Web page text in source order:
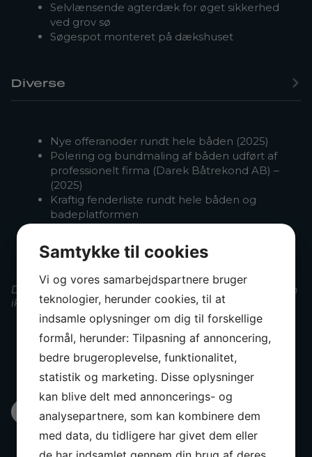
Selvlænsende agterdæk for øget sikkerhed
ved grov sø
Søgespot monteret på dækshuset
Diverse
Nye offeranoder rundt hele båden (2025)
Polering og bundmaling af båden udført af
professionelt firma (Darek Båtrekond AB) –
(2025)
Kraftig fenderliste rundt hele båden og
badeplatformen
Alle vinduer i hærdet sikkerhedsglas, limet for
at reducere støjniveauet i grov sø.
De givne oplysninger forventes at være korrekte, men kan
ikke garanteres
Alle billeder Ydre Indre 360
Samtykke til cookies
Vi og vores samarbejdspartnere bruger
teknologier, herunder cookies, til at
indsamle oplysninger om dig til forskellige
formål, herunder: Tilpasning af annoncering,
bedre brugeroplevelse, funktionalitet,
statistik og marketing. Disse oplysninger
kan blive delt med annoncerings- og
analysepartnere, som kan kombinere dem
med data, du tidligere har givet dem eller